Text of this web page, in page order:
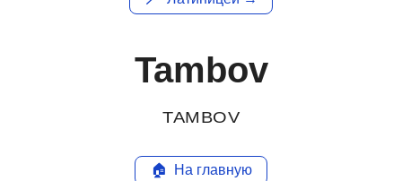
Tambov
TAMBOV
🏠 На главную